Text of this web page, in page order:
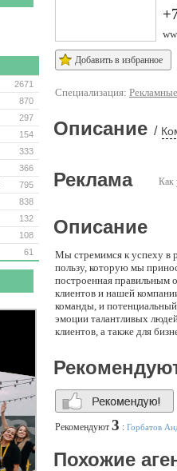
2671
870
297
154
333
366
795
838
132
108
61
Добавить в избранное
Специализация:
Описание /
Как
Реклама
Описание
Мы стремимся к успеху в
пользу, которую мы
построенная правильным
клиентов и нашей
команды, и
эмоции талантливых
клиентов, а также для
Рекомендуют 3 : Горбатов
Похожие